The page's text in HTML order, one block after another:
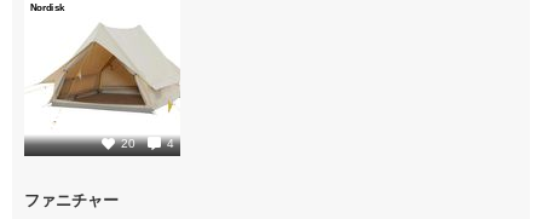
Nordisk
20 4
5
ファニチャー